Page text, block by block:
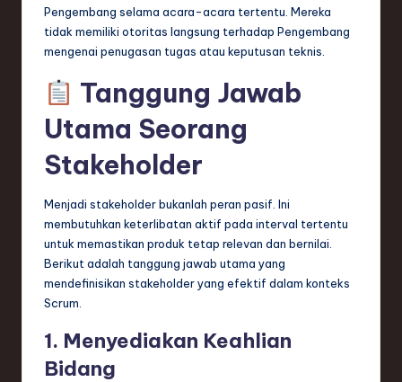
Pengembang selama acara-acara tertentu. Mereka
tidak memiliki otoritas langsung terhadap Pengembang
mengenai penugasan tugas atau keputusan teknis.
Tanggung Jawab
Utama Seorang
Stakeholder
Menjadi stakeholder bukanlah peran pasif. Ini
membutuhkan keterlibatan aktif pada interval tertentu
untuk memastikan produk tetap relevan dan bernilai.
Berikut adalah tanggung jawab utama yang
mendefinisikan stakeholder yang efektif dalam konteks
Scrum.
1. Menyediakan Keahlian
Bidang